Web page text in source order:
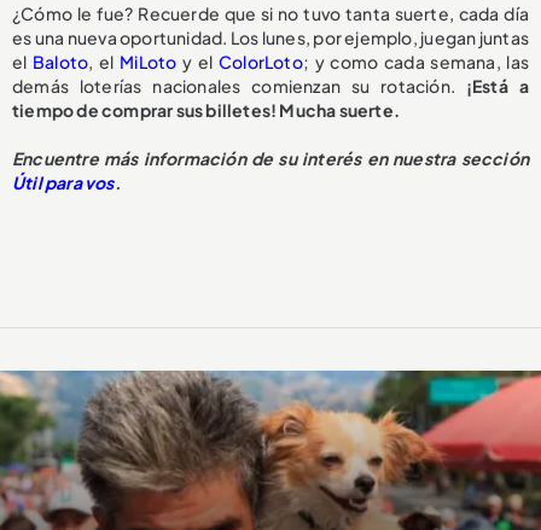
¿Cómo le fue? Recuerde que si no tuvo tanta suerte, cada día
es una nueva oportunidad. Los lunes, por ejemplo, juegan juntas
el Baloto, el MiLoto y el ColorLoto; y como cada semana, las
demás loterías nacionales comienzan su rotación. ¡Está a
tiempo de comprar sus billetes! Mucha suerte.
Encuentre más información de su interés en nuestra sección
Útil para vos.